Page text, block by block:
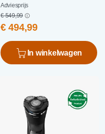
Adviesprijs
€ 549,99
€ 494,99
In winkelwagen